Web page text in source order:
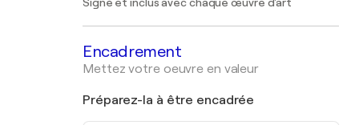
Encadrement
Mettez votre oeuvre en valeur
Préparez-la à être encadrée